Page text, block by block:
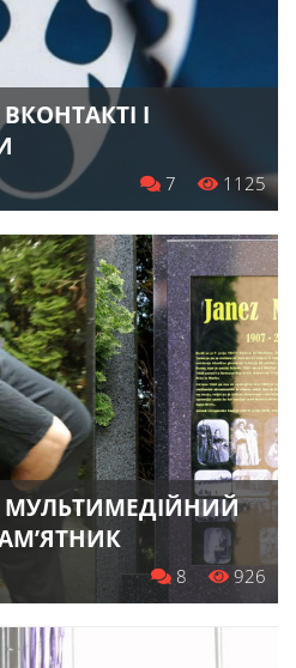
І
1125
7
МУЛЬТИМЕДІЙНИЙ
926
8